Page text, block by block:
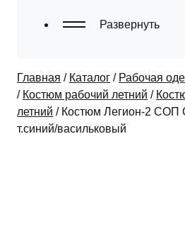
Главная / Каталог / Рабочая
/ Костюм рабочий летний /
летний / Костюм Легион-2 СОП
т.синий/васильковый
Развернуть